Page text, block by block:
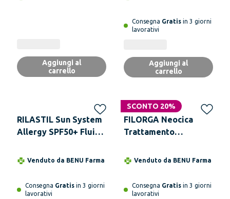
Aggiungi al
carrello
Consegna Gratis in 3 giorni
lavorativi
Aggiungi al
carrello
RILASTIL Sun System
Allergy SPF50+ Fluido
Venduto da BENU Farma
Consegna Gratis in 3 giorni
lavorativi
SCONTO 20%
FILORGA Neocica
Trattamento
40 mlVenduto da BENU Farma
Consegna Gratis in 3 giorni
lavorativi